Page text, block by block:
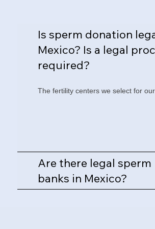
Is sperm donation
Mexico? Is a legal
required?
The fertility centers we select for
Are there legal sperm
banks in Mexico?